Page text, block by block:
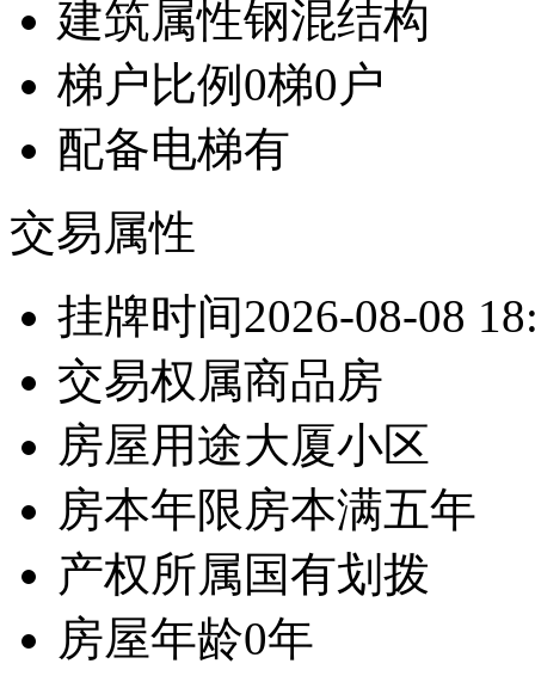
建筑属性钢混结构
梯户比例 0梯0户
配备电梯有
交易属性
挂牌时间2026-08-08
交易权属商品房
房屋用途大厦小区
房本年限 房本满五年
产权所属国有划拨
房屋年龄0年